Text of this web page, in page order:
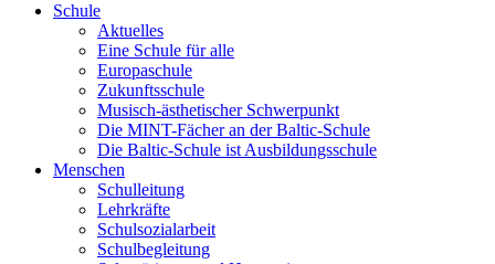
Schule
Aktuelles
Eine Schule für alle
Europaschule
Zukunftsschule
Musisch-ästhetischer Schwerpunkt
Die MINT-Fächer an der Baltic-Schule
Die Baltic-Schule ist Ausbildungsschule
Menschen
Schulleitung
Lehrkräfte
Schulsozialarbeit
Schulbegleitung